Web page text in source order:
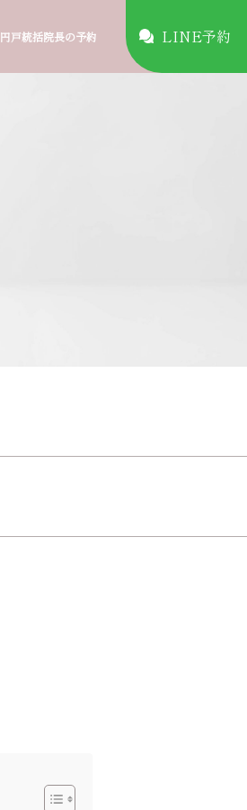
円戸統括院長の予約 LINE予約